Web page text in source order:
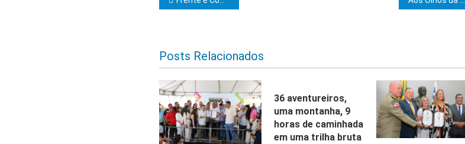
Posts Relacionados
36 aventureiros,
uma montanha, 9
horas de caminhada
em uma trilha bruta